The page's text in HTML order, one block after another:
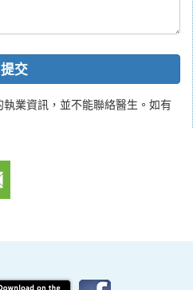
提交
業資訊，並不能聯絡醫生。如有